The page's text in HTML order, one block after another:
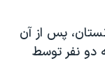
پس از آن
دو نفر توسط